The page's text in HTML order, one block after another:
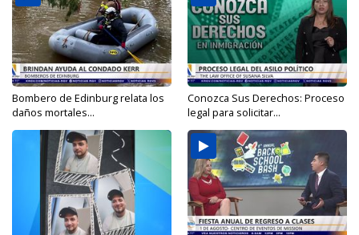
Bombero de Edinburg relata los
daños mortales...
Conozca Sus Derechos: Proceso
legal para solicitar...